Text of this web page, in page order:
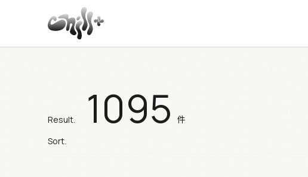
施設検索結果
Result. 1095 件
Sort.